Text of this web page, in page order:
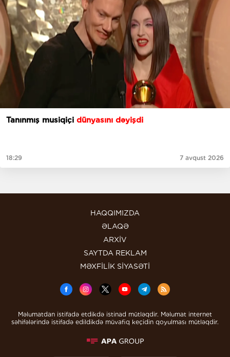
Tanınmış musiqiçi dünyasını dəyişdi
18:29 7 avqust 2026
HAQQIMIZDA
ƏLAQƏ
ARXİV
SAYTDA REKLAM
MƏXFİLİK SİYASƏTİ
Məlumatdan istifadə etdikdə istinad mütləqdir. Məlumat internet
səhifələrində istifadə edildikdə müvafiq keçidin qoyulması mütləqdir.